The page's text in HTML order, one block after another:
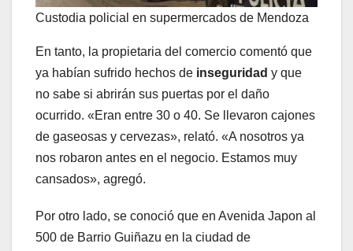
Custodia policial en supermercados de Mendoza
En tanto, la propietaria del comercio comentó que
ya habían sufrido hechos de inseguridad y que
no sabe si abrirán sus puertas por el daño
ocurrido. «Eran entre 30 o 40. Se llevaron cajones
de gaseosas y cervezas», relató. «A nosotros ya
nos robaron antes en el negocio. Estamos muy
cansados», agregó.
Por otro lado, se conoció que en Avenida Japon al
500 de Barrio Guiñazu en la ciudad de